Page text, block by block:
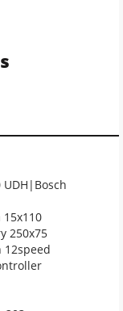
UDH|Bosch
15x110
250x75
12speed